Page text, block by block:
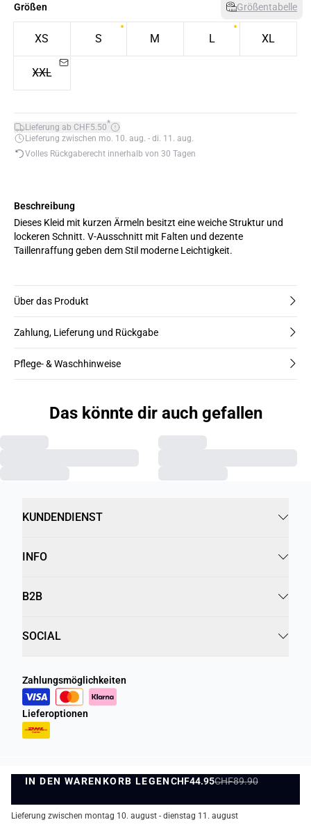
Größen Größentabelle
XS S M L XL
XXL
Lieferung ab CHF5.50*
Lieferung zwischen mo. 10. aug. - di. 11. aug.
Volles Rückgaberecht innerhalb von 30 Tagen
IN DEN WARENKORB LEGENCHF44.95CHF89.90
IN DEN WARENKORB LEGEN
Lieferung zwischen montag 10. august - dienstag 11. august
Beschreibung
Dieses Kleid mit kurzen Ärmeln besitzt eine weiche Struktur und
lockeren Schnitt. V-Ausschnitt mit Falten und dezente
Taillenraffung geben dem Stil moderne Leichtigkeit.
Über das Produkt
Zahlung, Lieferung und Rückgabe
Pflege- & Waschhinweise
Das könnte dir auch gefallen
KUNDENDIENST
INFO
B2B
SOCIAL
Zahlungsmöglichkeiten
Lieferoptionen
Datenschutzrichtlinie Geschäftsbedingungen
©DK Company Online AG2026